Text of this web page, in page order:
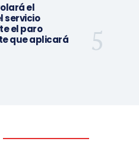
el
servicio
el paro
que aplicará